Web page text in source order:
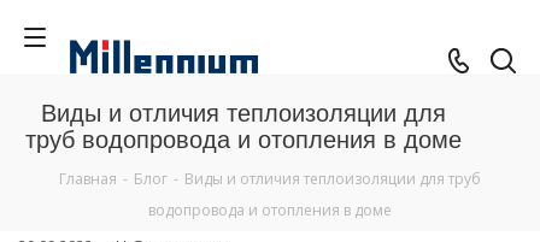
Виды и отличия теплоизоляции для
труб водопровода и отопления в доме
Главная - Блог - Виды и отличия теплоизоляции для труб
водопровода и отопления в доме